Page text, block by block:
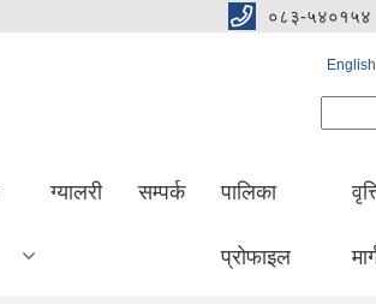
०८३-५४०१५४
English
ग्यालरी सम्पर्क पालिका
प्रोफाइल